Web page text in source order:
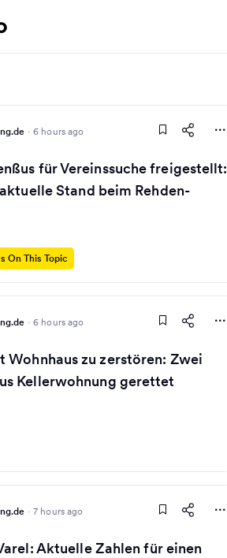
· 6 hours ago
für Vereinssuche freigestellt:
Stand beim Rehden-
On This Topic
· 6 hours ago
Wohnhaus zu zerstören: Zwei
Kellerwohnung gerettet
· 7 hours ago
Aktuelle Zahlen für einen